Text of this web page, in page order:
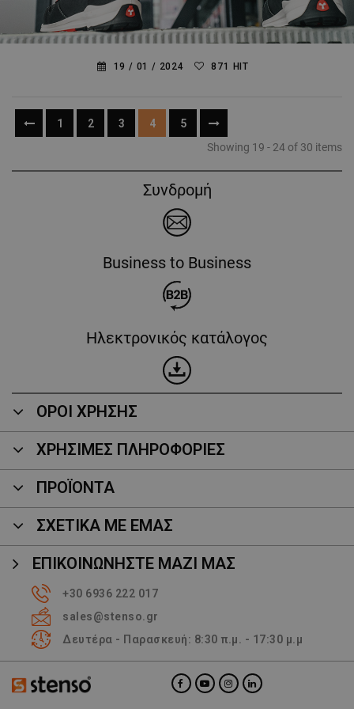
ΠΩΣ ΝΑ ΕΠΙΛΕΞΕΤΕ ΤΑ ΚΑΤΑΛΛΗΛΑ ΠΑΠΟΥΤΣΙΑ...
19 / 01 / 2024 871 HIT
1 2 3 4
5
Showing 19 - 24 of 30 items
Συνδρομή
Business to Business
Ηλεκτρονικός κατάλογος
ΟΡΟΙ ΧΡΗΣΗΣ
ΧΡΗΣΙΜΕΣ ΠΛΗΡΟΦΟΡΙΕΣ
ΠΡΟΪΌΝΤΑ
ΣΧΕΤΙΚΑ ΜΕ ΕΜΑΣ
ΕΠΙΚΟΙΝΩΝΉΣΤΕ ΜΑΖΊ ΜΑΣ
+30 6936 222 017
sales@stenso.gr
Δευτέρα - Παρασκευή: 8:30 π.μ. - 17:30 μ.μ